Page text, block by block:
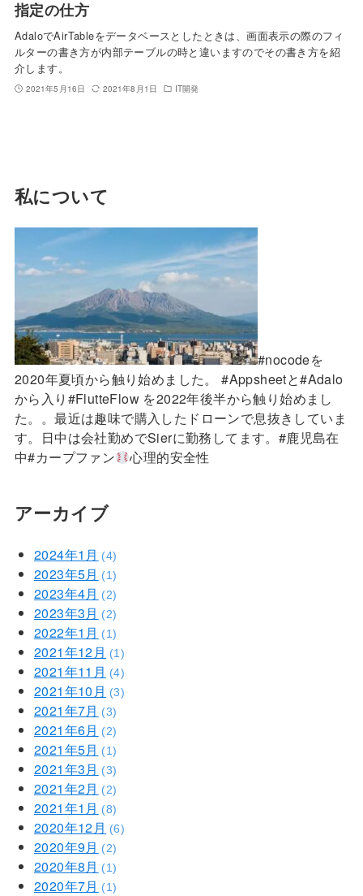
指定の仕方
AdaloでAirTableをデータベースとしたときは、画面表示の際のフィ
ルターの書き方が内部テーブルの時と違いますのでその書き方を紹
介します。
2021年5月16日 2021年8月1日 IT開発
私について
#nocodeを
2020年夏頃から触り始めました。 #Appsheetと#Adalo
から入り#FlutteFlow を2022年後半から触り始めまし
た。。最近は趣味で購入したドローンで息抜きしていま
す。日中は会社勤めでSierに勤務してます。#鹿児島在
中#カープファン
心理的安全性
アーカイブ
2024年1月 (4)
2023年5月 (1)
2023年4月 (2)
2023年3月 (2)
2022年1月 (1)
2021年12月 (1)
2021年11月 (4)
2021年10月 (3)
2021年7月 (3)
2021年6月 (2)
2021年5月 (1)
2021年3月 (3)
2021年2月 (2)
2021年1月 (8)
2020年12月 (6)
2020年9月 (2)
2020年8月 (1)
2020年7月 (1)